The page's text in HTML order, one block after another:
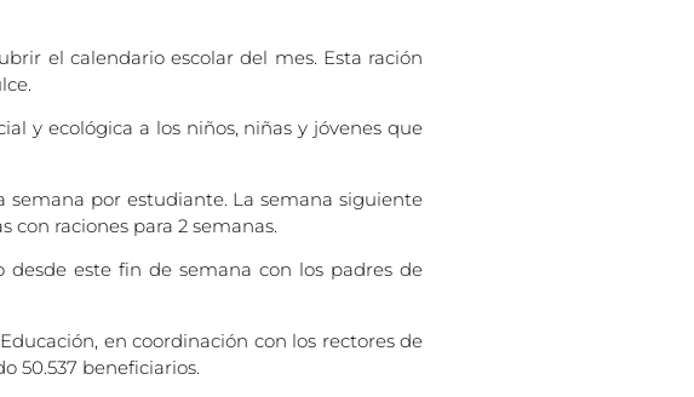
el calendario escolar del mes. Esta ración
y ecológica a los niños, niñas y jóvenes que
por estudiante. La semana siguiente
con raciones para 2 semanas.
este fin de semana con los padres de
en coordinación con los rectores de
50.537 beneficiarios.